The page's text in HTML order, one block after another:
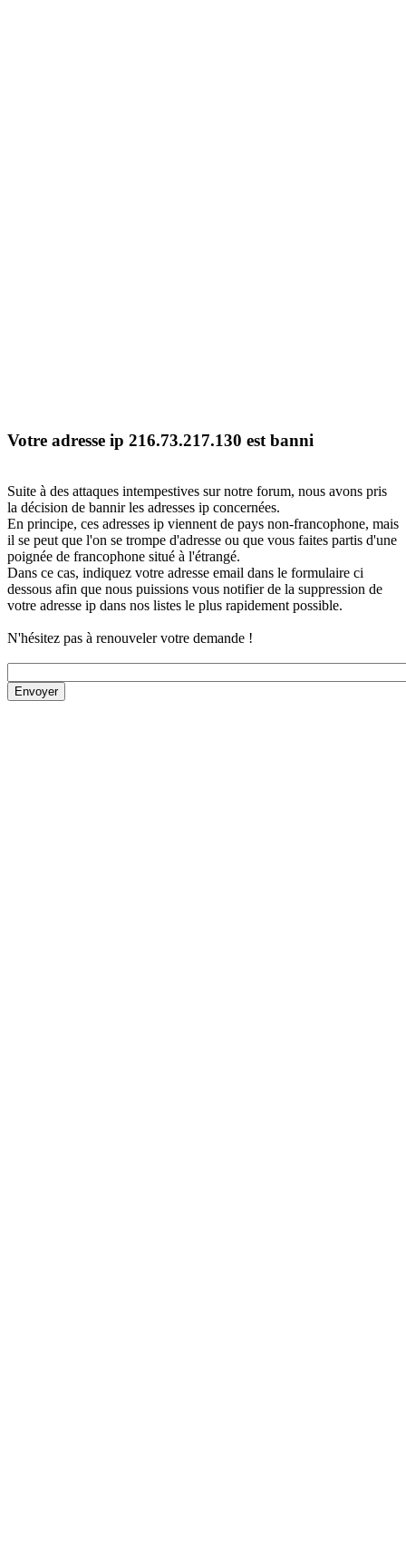
Votre adresse ip 216.73.217.130 est banni
Suite à des attaques intempestives sur notre forum, nous avons pris
la décision de bannir les adresses ip concernées.
En principe, ces adresses ip viennent de pays non-francophone, mais
il se peut que l'on se trompe d'adresse ou que vous faites partis d'une
poignée de francophone situé à l'étrangé.
Dans ce cas, indiquez votre adresse email dans le formulaire ci
dessous afin que nous puissions vous notifier de la suppression de
votre adresse ip dans nos listes le plus rapidement possible.
N'hésitez pas à renouveler votre demande !